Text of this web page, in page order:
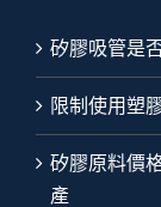
矽膠吸管是
限制使用塑
矽膠原料價
產